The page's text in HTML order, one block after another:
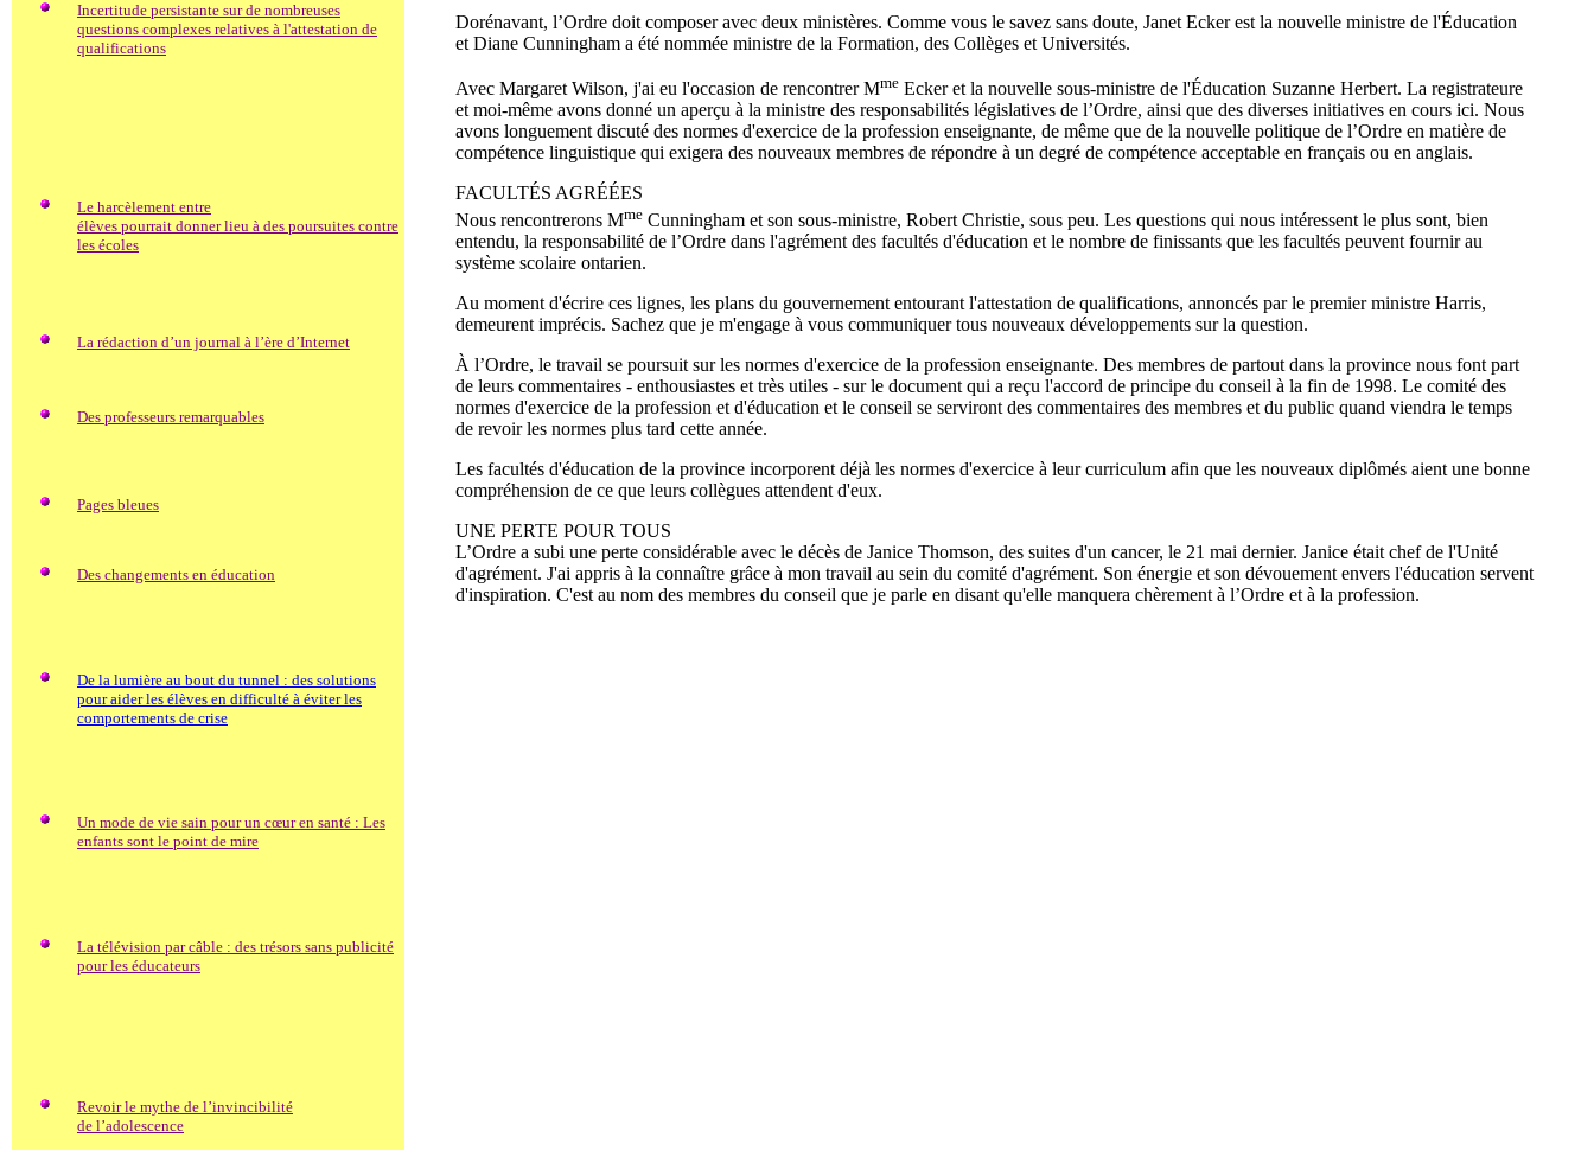
Incertitude persistante sur de nombreuses
questions complexes relatives à l'attestation de
qualifications
Le harcèlement entre
élèves pourrait donner lieu à des poursuites contre
les écoles
La rédaction d’un journal à l’ère d’Internet
Des professeurs remarquables
Pages bleues
Des changements en éducation
De la lumière au bout du tunnel : des solutions
pour aider les élèves en difficulté à éviter les
comportements de crise
Un mode de vie sain pour un cœur en santé : Les
enfants sont le point de mire
La télévision par câble : des trésors sans publicité
pour les éducateurs
Revoir le mythe de l’invincibilité
de l’adolescence
Dorénavant, l’Ordre doit composer avec deux ministères. Comme vous le savez sans doute, Janet Ecker est la nouvelle ministre de l'Éducation
et Diane Cunningham a été nommée ministre de la Formation, des Collèges et Universités.
Avec Margaret Wilson, j'ai eu l'occasion de rencontrer Mme Ecker et la nouvelle sous-ministre de l'Éducation Suzanne Herbert. La registrateure
et moi-même avons donné un aperçu à la ministre des responsabilités législatives de l’Ordre, ainsi que des diverses initiatives en cours ici. Nous
avons longuement discuté des normes d'exercice de la profession enseignante, de même que de la nouvelle politique de l’Ordre en matière de
compétence linguistique qui exigera des nouveaux membres de répondre à un degré de compétence acceptable en français ou en anglais.
FACULTÉS AGRÉÉES
Nous rencontrerons Mme Cunningham et son sous-ministre, Robert Christie, sous peu. Les questions qui nous intéressent le plus sont, bien
entendu, la responsabilité de l’Ordre dans l'agrément des facultés d'éducation et le nombre de finissants que les facultés peuvent fournir au
système scolaire ontarien.
Au moment d'écrire ces lignes, les plans du gouvernement entourant l'attestation de qualifications, annoncés par le premier ministre Harris,
demeurent imprécis. Sachez que je m'engage à vous communiquer tous nouveaux développements sur la question.
À l’Ordre, le travail se poursuit sur les normes d'exercice de la profession enseignante. Des membres de partout dans la province nous font part
de leurs commentaires - enthousiastes et très utiles - sur le document qui a reçu l'accord de principe du conseil à la fin de 1998. Le comité des
normes d'exercice de la profession et d'éducation et le conseil se serviront des commentaires des membres et du public quand viendra le temps
de revoir les normes plus tard cette année.
Les facultés d'éducation de la province incorporent déjà les normes d'exercice à leur curriculum afin que les nouveaux diplômés aient une bonne
compréhension de ce que leurs collègues attendent d'eux.
UNE PERTE POUR TOUS
L’Ordre a subi une perte considérable avec le décès de Janice Thomson, des suites d'un cancer, le 21 mai dernier. Janice était chef de l'Unité
d'agrément. J'ai appris à la connaître grâce à mon travail au sein du comité d'agrément. Son énergie et son dévouement envers l'éducation servent
d'inspiration. C'est au nom des membres du conseil que je parle en disant qu'elle manquera chèrement à l’Ordre et à la profession.